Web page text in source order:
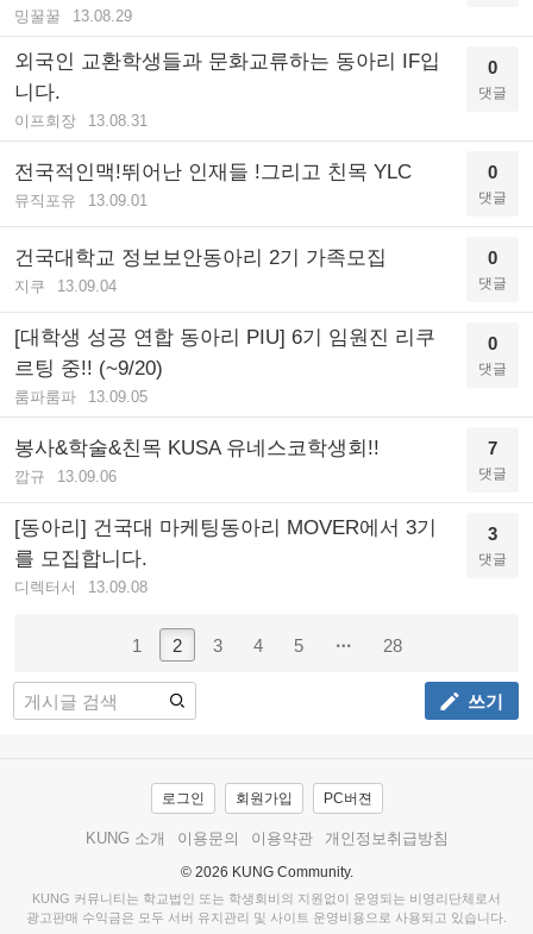
밍꿀꿀 13.08.29
외국인 교환학생들과 문화교류하는 동아리 IF입
니다.
이프회장 13.08.31
0
댓글
전국적인맥!뛰어난 인재들 !그리고 친목 YLC
뮤직포유 13.09.01
0
댓글
건국대학교 정보보안동아리 2기 가족모집
지쿠 13.09.04
0
댓글
[대학생 성공 연합 동아리 PIU] 6기 임원진 리쿠
르팅 중!! (~9/20)
룸파룸파 13.09.05
0
댓글
봉사&학술&친목 KUSA 유네스코학생회!!
깝규 13.09.06
7
댓글
[동아리] 건국대 마케팅동아리 MOVER에서 3기
를 모집합니다.
디렉터서 13.09.08
3
댓글
1 2 3 4 5 28
쓰기
로그인 회원가입 PC버젼
KUNG 소개 이용문의 이용약관 개인정보취급방침
© 2026 KUNG Community.
KUNG 커뮤니티는 학교법인 또는 학생회비의 지원없이 운영되는 비영리단체로서
광고판매 수익금은 모두 서버 유지관리 및 사이트 운영비용으로 사용되고 있습니다.